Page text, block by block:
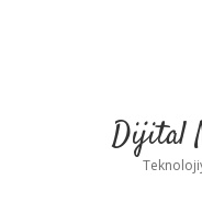
Dijital